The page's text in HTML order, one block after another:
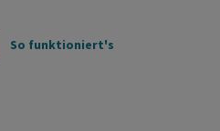
So funktioniert's